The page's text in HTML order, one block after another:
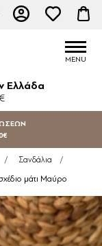
Ελλάδα
/ Σανδάλια /
μάτι Μαύρο